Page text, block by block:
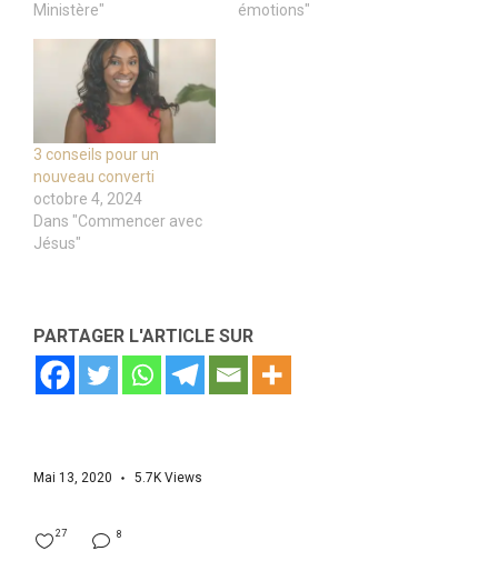
Ministère"
émotions"
3 conseils pour un
nouveau converti
octobre 4, 2024
Dans "Commencer avec
Jésus"
PARTAGER L'ARTICLE SUR
Mai 13, 2020 5.7K Views
8
27